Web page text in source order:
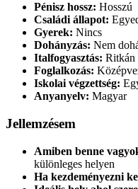
Pénisz hossz: Hosszú
Családi állapot:
Gyerek: Nincs
Dohányzás: Nem
Italfogyasztás: Ritkán
Foglalkozás:
Iskolai végzettség:
Anyanyelv: Magyar
Jellemzésem
Amiben benne
különleges helyen
Ha kezdeményezni